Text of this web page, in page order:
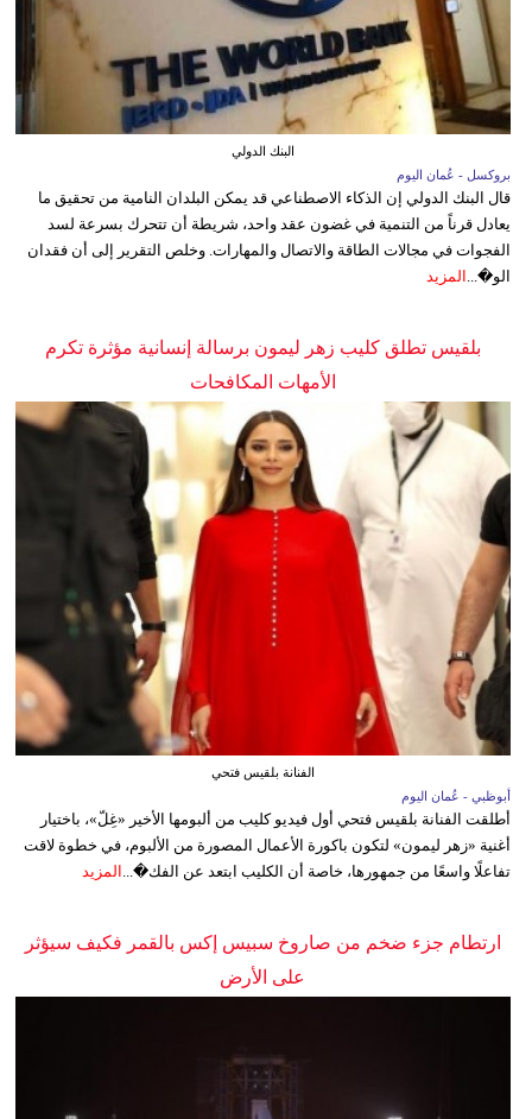
البنك الدولي
بروكسل - عُمان اليوم
قال البنك الدولي إن الذكاء الاصطناعي قد يمكن البلدان النامية من تحقيق ما
يعادل قرناً من التنمية في غضون عقد واحد، شريطة أن تتحرك بسرعة لسد
الفجوات في مجالات الطاقة والاتصال والمهارات. وخلص التقرير إلى أن فقدان
الو�... المزيد
بلقيس تطلق كليب زهر ليمون برسالة إنسانية مؤثرة تكرم
الأمهات المكافحات
الفنانة بلقيس فتحي
أبوظبي - عُمان اليوم
أطلقت الفنانة بلقيس فتحي أول فيديو كليب من ألبومها الأخير «غِلّ»، باختيار
أغنية «زهر ليمون» لتكون باكورة الأعمال المصورة من الألبوم، في خطوة لاقت
تفاعلًا واسعًا من جمهورها، خاصة أن الكليب ابتعد عن الفك�... المزيد
ارتطام جزء ضخم من صاروخ سبيس إكس بالقمر فكيف سيؤثر
على الأرض